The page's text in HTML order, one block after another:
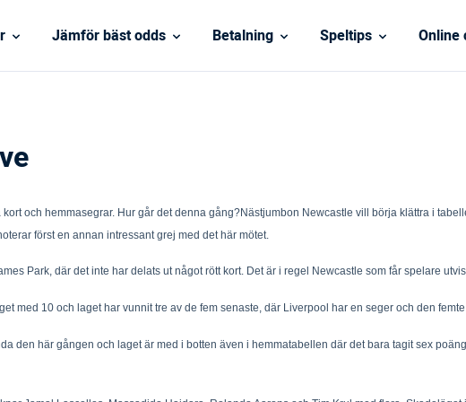
Jämför bäst odds Betalning Speltips Online
och hemmasegrar. Hur går det denna gång?Nästjumbon Newcastle vill börja klättra i
först en annan intressant grej med det här mötet.
Park, där det inte har delats ut något rött kort. Det är i regel Newcastle som får spelare
med 10 och laget har vunnit tre av de fem senaste, där Liverpool har en seger och den
den här gången och laget är med i botten även i hemmatabellen där det bara tagit sex